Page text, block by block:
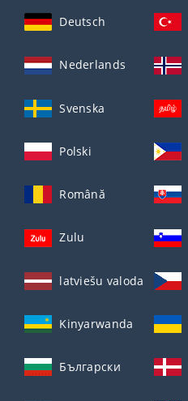
Deutsch
Nederlands
Svenska
Polski
Română
Zulu
latviešu valoda
Kinyarwanda
Български